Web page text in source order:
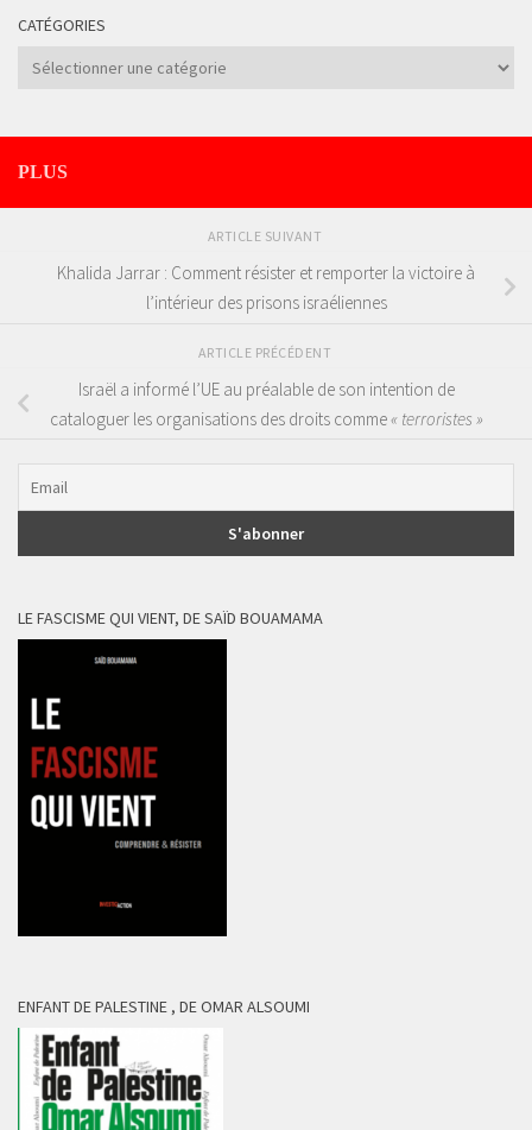
CATÉGORIES
Catégories
PLUS
ARTICLE SUIVANT
Khalida Jarrar : Comment résister et remporter la victoire à
l’intérieur des prisons israéliennes
ARTICLE PRÉCÉDENT
Israël a informé l’UE au préalable de son intention de
cataloguer les organisations des droits comme« terroristes »
LE FASCISME QUI VIENT, DE SAÏD BOUAMAMA
ENFANT DE PALESTINE , DE OMAR ALSOUMI